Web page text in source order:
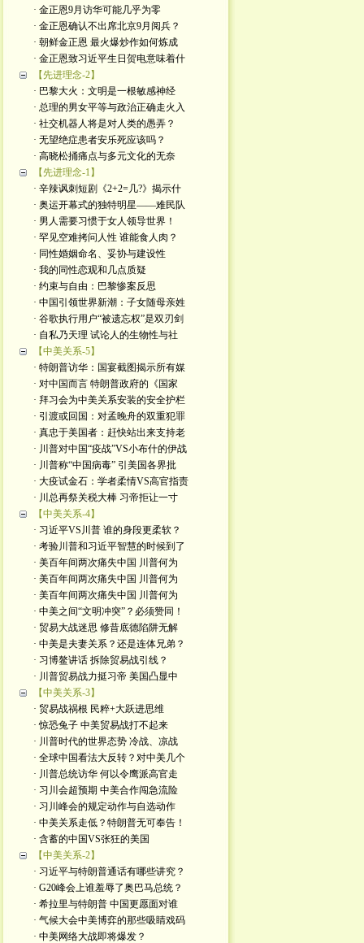
· 金正恩9月访华可能几乎为零
· 金正恩确认不出席北京9月阅兵？
· 朝鲜金正恩 最火爆炒作如何炼成
· 金正恩致习近平生日贺电意味着什
【先进理念-2】
· 巴黎大火：文明是一根敏感神经
· 总理的男女平等与政治正确走火入
· 社交机器人将是对人类的愚弄？
· 无望绝症患者安乐死应该吗？
· 高晓松捅痛点与多元文化的无奈
【先进理念-1】
· 辛辣讽刺短剧《2+2=几?》揭示什
· 奥运开幕式的独特明星——难民队
· 男人需要习惯于女人领导世界！
· 罕见空难拷问人性 谁能食人肉？
· 同性婚姻命名、妥协与建设性
· 我的同性恋观和几点质疑
· 约束与自由：巴黎惨案反思
· 中国引领世界新潮：子女随母亲姓
· 谷歌执行用户“被遗忘权”是双刃剑
· 自私乃天理 试论人的生物性与社
【中美关系-5】
· 特朗普访华：国宴截图揭示所有媒
· 对中国而言 特朗普政府的《国家
· 拜习会为中美关系安装的安全护栏
· 引渡或回国：对孟晚舟的双重犯罪
· 真忠于美国者：赶快站出来支持老
· 川普对中国“疫战”VS小布什的伊战
· 川普称“中国病毒” 引美国各界批
· 大疫试金石：学者柔情VS高官指责
· 川总再祭关税大棒 习帝拒让一寸
【中美关系-4】
· 习近平VS川普 谁的身段更柔软？
· 考验川普和习近平智慧的时候到了
· 美百年间两次痛失中国 川普何为
· 美百年间两次痛失中国 川普何为
· 美百年间两次痛失中国 川普何为
· 中美之间“文明冲突”？必须赞同！
· 贸易大战迷思 修昔底德陷阱无解
· 中美是夫妻关系？还是连体兄弟？
· 习博鳌讲话 拆除贸易战引线？
· 川普贸易战力挺习帝 美国凸显中
【中美关系-3】
· 贸易战祸根 民粹+大跃进思维
· 惊恐兔子 中美贸易战打不起来
· 川普时代的世界态势 冷战、凉战
· 全球中国看法大反转？对中美几个
· 川普总统访华 何以令鹰派高官走
· 习川会超预期 中美合作闯急流险
· 习川峰会的规定动作与自选动作
· 中美关系走低？特朗普无可奉告！
· 含蓄的中国VS张狂的美国
【中美关系-2】
· 习近平与特朗普通话有哪些讲究？
· G20峰会上谁羞辱了奥巴马总统？
· 希拉里与特朗普 中国更愿面对谁
· 气候大会中美博弈的那些吸睛戏码
· 中美网络大战即将爆发？